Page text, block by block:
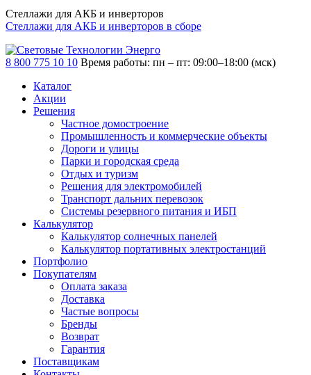
Стеллажи для АКБ и инверторов
Стеллажи для АКБ и инверторов в сборе
8 800 775 10 10 Время работы: пн – пт: 09:00–18:00 (мск)
Каталог
Акции
Решения
Частное домостроение
Промышленность и коммерческие объекты
Дороги и улицы
Парки и городская среда
Отдых и туризм
Решения для электромобилей
Транспорт дальних перевозок
Системы резервного питания и ИБП
Калькулятор
Калькулятор солнечных панелей
Калькулятор портативных электростанций
Портфолио
Покупателям
Оплата заказа
Доставка
Частые вопросы
Бренды
Возврат
Гарантия
Поставщикам